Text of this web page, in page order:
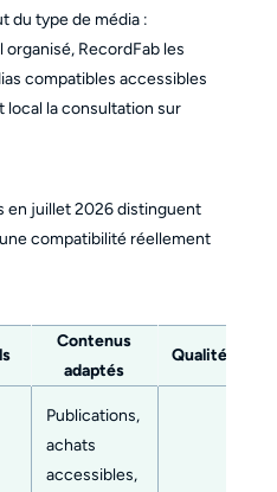
du type de média :
RecordFab les
compatibles accessibles
local la consultation sur
en juillet 2026 distinguent
compatibilité réellement
Contenus
adaptés
Qualité et
Publications,
achats
accessibles,